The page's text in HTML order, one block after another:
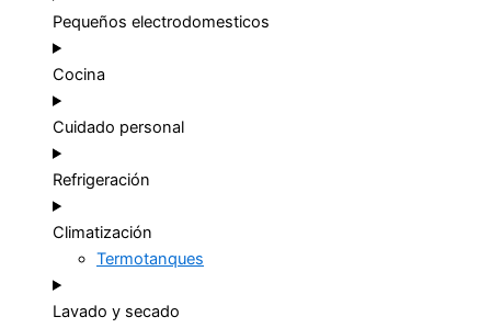
Pequeños electrodomesticos
Cocina
Cuidado personal
Refrigeración
Climatización
Termotanques
Lavado y secado